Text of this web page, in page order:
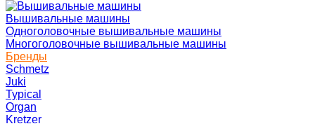
Вышивальные машины
Одноголовочные вышивальные машины
Многоголовочные вышивальные машины
Бренды
Schmetz
Juki
Typical
Organ
Kretzer